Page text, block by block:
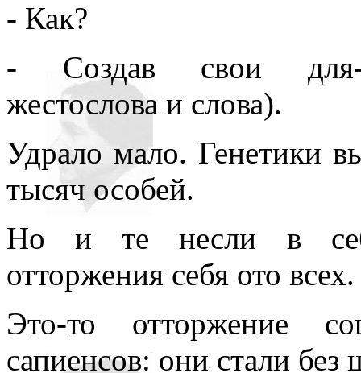
- Как?
- Создав свои для-
жестослова и слова).
Удрало мало. Генетики
тысяч особей.
Но и те несли в
отторжения себя ото всех.
Это-то отторжение
сапиенсов: они стали без